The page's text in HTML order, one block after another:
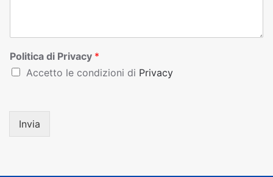
Politica di Privacy *
Accetto le condizioni di Privacy
Invia